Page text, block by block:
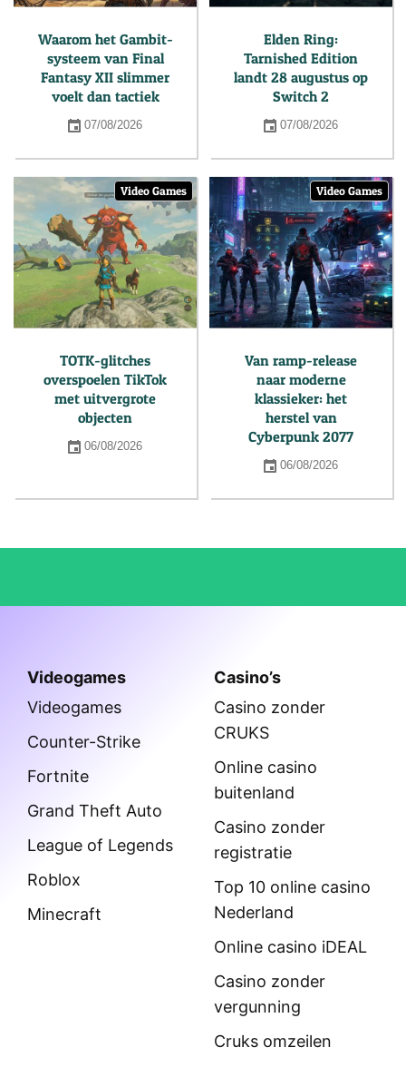
Waarom het Gambit-
systeem van Final
Fantasy XII slimmer
voelt dan tactiek
07/08/2026
Elden Ring:
Tarnished Edition
landt 28 augustus op
Switch 2
07/08/2026
Video Games
TOTK-glitches
overspoelen TikTok
met uitvergrote
objecten
06/08/2026
Video Games
Van ramp-release
naar moderne
klassieker: het
herstel van
Cyberpunk 2077
06/08/2026
Meld je aan voor exclusieve
bonussen en het laatste casino
nieuws!
Krijg als eerste toegang tot de uitgebreidste
casino reviews, beste bonussen en casino tips.
Ik ben ouder dan 18+ jaar en accepteer het